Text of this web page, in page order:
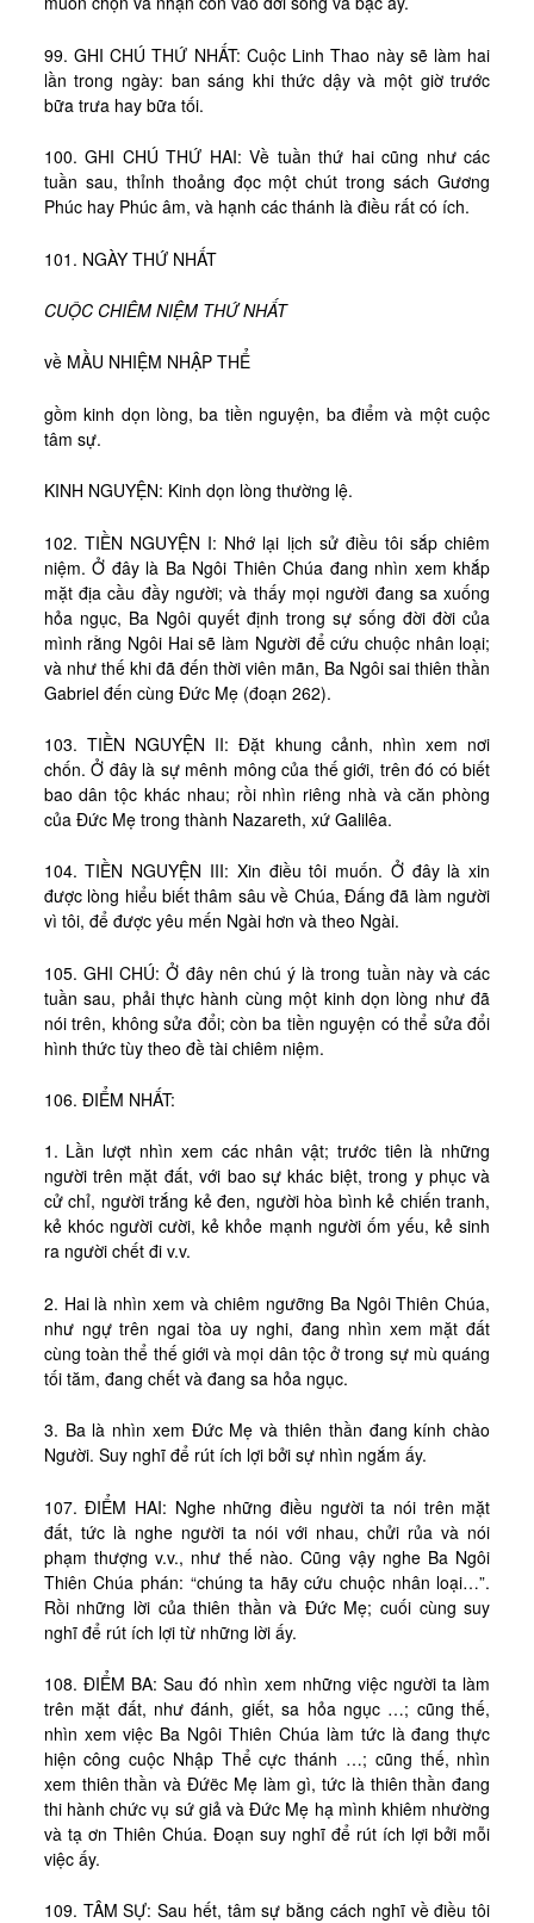
99. GHI CHÚ THỨ NHẤT: Cuộc Linh Thao này sẽ làm hai
lần trong ngày: ban sáng khi thức dậy và một giờ trước
bữa trưa hay bữa tối.
100. GHI CHÚ THỨ HAI: Về tuần thứ hai cũng như các
tuần sau, thỉnh thoảng đọc một chút trong sách Gương
Phúc hay Phúc âm, và hạnh các thánh là điều rất có ích.
101. NGÀY THỨ NHẤT
CUỘC CHIÊM NIỆM THỨ NHẤT
về MẦU NHIỆM NHẬP THỂ
gồm kinh dọn lòng, ba tiền nguyện, ba điểm và một cuộc
tâm sự.
KINH NGUYỆN: Kinh dọn lòng thường lệ.
102. TIỀN NGUYỆN I: Nhớ lại lịch sử điều tôi sắp chiêm
niệm. Ở đây là Ba Ngôi Thiên Chúa đang nhìn xem khắp
mặt địa cầu đầy người; và thấy mọi người đang sa xuống
hỏa ngục, Ba Ngôi quyết định trong sự sống đời đời của
mình rằng Ngôi Hai sẽ làm Người để cứu chuộc nhân loại;
và như thế khi đã đến thời viên mãn, Ba Ngôi sai thiên thần
Gabriel đến cùng Đức Mẹ (đoạn 262).
103. TIỀN NGUYỆN II: Đặt khung cảnh, nhìn xem nơi
chốn. Ở đây là sự mênh mông của thế giới, trên đó có biết
bao dân tộc khác nhau; rồi nhìn riêng nhà và căn phòng
của Đức Mẹ trong thành Nazareth, xứ Galilêa.
104. TIỀN NGUYỆN III: Xin điều tôi muốn. Ở đây là xin
được lòng hiểu biết thâm sâu về Chúa, Đấng đã làm người
vì tôi, để được yêu mến Ngài hơn và theo Ngài.
105. GHI CHÚ: Ở đây nên chú ý là trong tuần này và các
tuần sau, phải thực hành cùng một kinh dọn lòng như đã
nói trên, không sửa đổi; còn ba tiền nguyện có thể sửa đổi
hình thức tùy theo đề tài chiêm niệm.
106. ĐIỂM NHẤT:
1. Lần lượt nhìn xem các nhân vật; trước tiên là những
người trên mặt đất, với bao sự khác biệt, trong y phục và
cử chỉ, người trắng kẻ đen, người hòa bình kẻ chiến tranh,
kẻ khóc người cười, kẻ khỏe mạnh người ốm yếu, kẻ sinh
ra người chết đi v.v.
2. Hai là nhìn xem và chiêm ngưỡng Ba Ngôi Thiên Chúa,
như ngự trên ngai tòa uy nghi, đang nhìn xem mặt đất
cùng toàn thể thế giới và mọi dân tộc ở trong sự mù quáng
tối tăm, đang chết và đang sa hỏa ngục.
3. Ba là nhìn xem Đức Mẹ và thiên thần đang kính chào
Người. Suy nghĩ để rút ích lợi bởi sự nhìn ngắm ấy.
107. ĐIỂM HAI: Nghe những điều người ta nói trên mặt
đất, tức là nghe người ta nói với nhau, chửi rủa và nói
phạm thượng v.v., như thế nào. Cũng vậy nghe Ba Ngôi
Thiên Chúa phán: “chúng ta hãy cứu chuộc nhân loại…”.
Rồi những lời của thiên thần và Đức Mẹ; cuối cùng suy
nghĩ để rút ích lợi từ những lời ấy.
108. ĐIỂM BA: Sau đó nhìn xem những việc người ta làm
trên mặt đất, như đánh, giết, sa hỏa ngục …; cũng thế,
nhìn xem việc Ba Ngôi Thiên Chúa làm tức là đang thực
hiện công cuộc Nhập Thể cực thánh …; cũng thế, nhìn
xem thiên thần và Đứëc Mẹ làm gì, tức là thiên thần đang
thi hành chức vụ sứ giả và Đức Mẹ hạ mình khiêm nhường
và tạ ơn Thiên Chúa. Đoạn suy nghĩ để rút ích lợi bởi mỗi
việc ấy.
109. TÂM SỰ: Sau hết, tâm sự bằng cách nghĩ về điều tôi